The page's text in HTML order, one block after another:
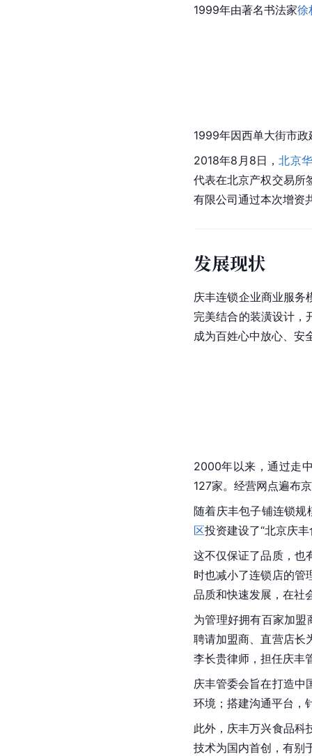
1999年由著名书法家徐
1999年因西单大街市
2018年8月8日，北京
代表在北京产权交易所
有限公司通过本次增资
发展现状
庆丰连锁企业商业服务
完美结合的装潢设计，
成为百姓心中放心、安
2000年以来，通过走
127家。经营网点遍布
随着庆丰包子铺连锁
区投资建设了“北京庆
这不仅保证了品质，也
时也减小了连锁店的管
品质和快速发展，在社
为管理好拥有百家加
聘请加盟商、直营店长
李长贵律师，担任庆丰
庆丰管委会旨在打造中
环境；搭建沟通平台，
此外，庆丰万兴食品科
技术为国内首创，有别